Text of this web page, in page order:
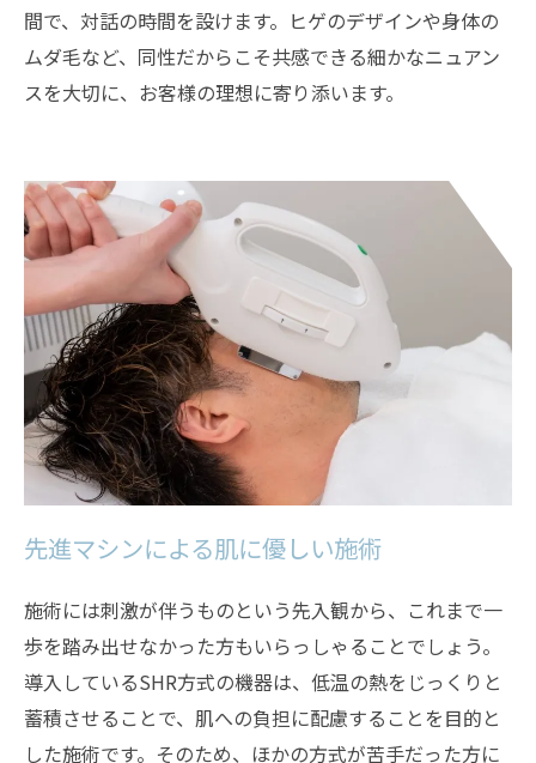
間で、対話の時間を設けます。ヒゲのデザインや身体の
ムダ毛など、同性だからこそ共感できる細かなニュアン
スを大切に、お客様の理想に寄り添います。
先進マシンによる肌に優しい施術
施術には刺激が伴うものという先入観から、これまで一
歩を踏み出せなかった方もいらっしゃることでしょう。
導入しているSHR方式の機器は、低温の熱をじっくりと
蓄積させることで、肌への負担に配慮することを目的と
した施術です。そのため、ほかの方式が苦手だった方に